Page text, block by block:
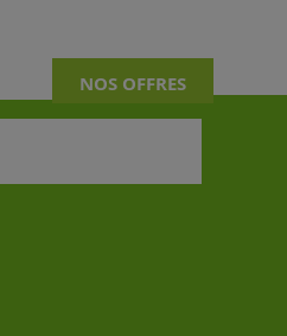
NOS OFFRES